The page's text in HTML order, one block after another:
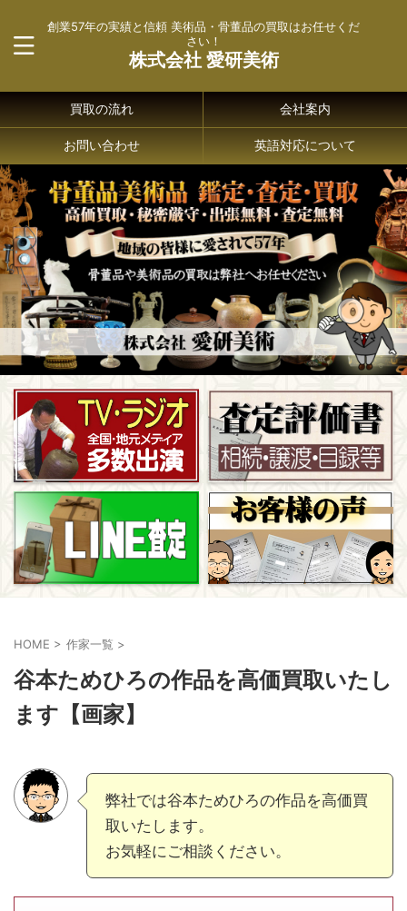
創業57年の実績と信頼 美術品・骨董品の買取はお任せくだ
さい！
株式会社 愛研美術
買取の流れ 会社案内
お問い合わせ 英語対応について
HOME > 作家一覧 >
谷本ためひろの作品を高価買取いたし
ます【画家】
弊社では谷本ためひろの作品を高価買
取いたします。
お気軽にご相談ください。